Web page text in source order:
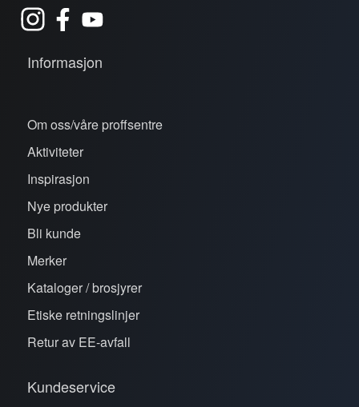
Informasjon
Om oss/våre proffsentre
Aktiviteter
Inspirasjon
Nye produkter
Bli kunde
Merker
Kataloger / brosjyrer
Etiske retningslinjer
Retur av EE-avfall
Kundeservice